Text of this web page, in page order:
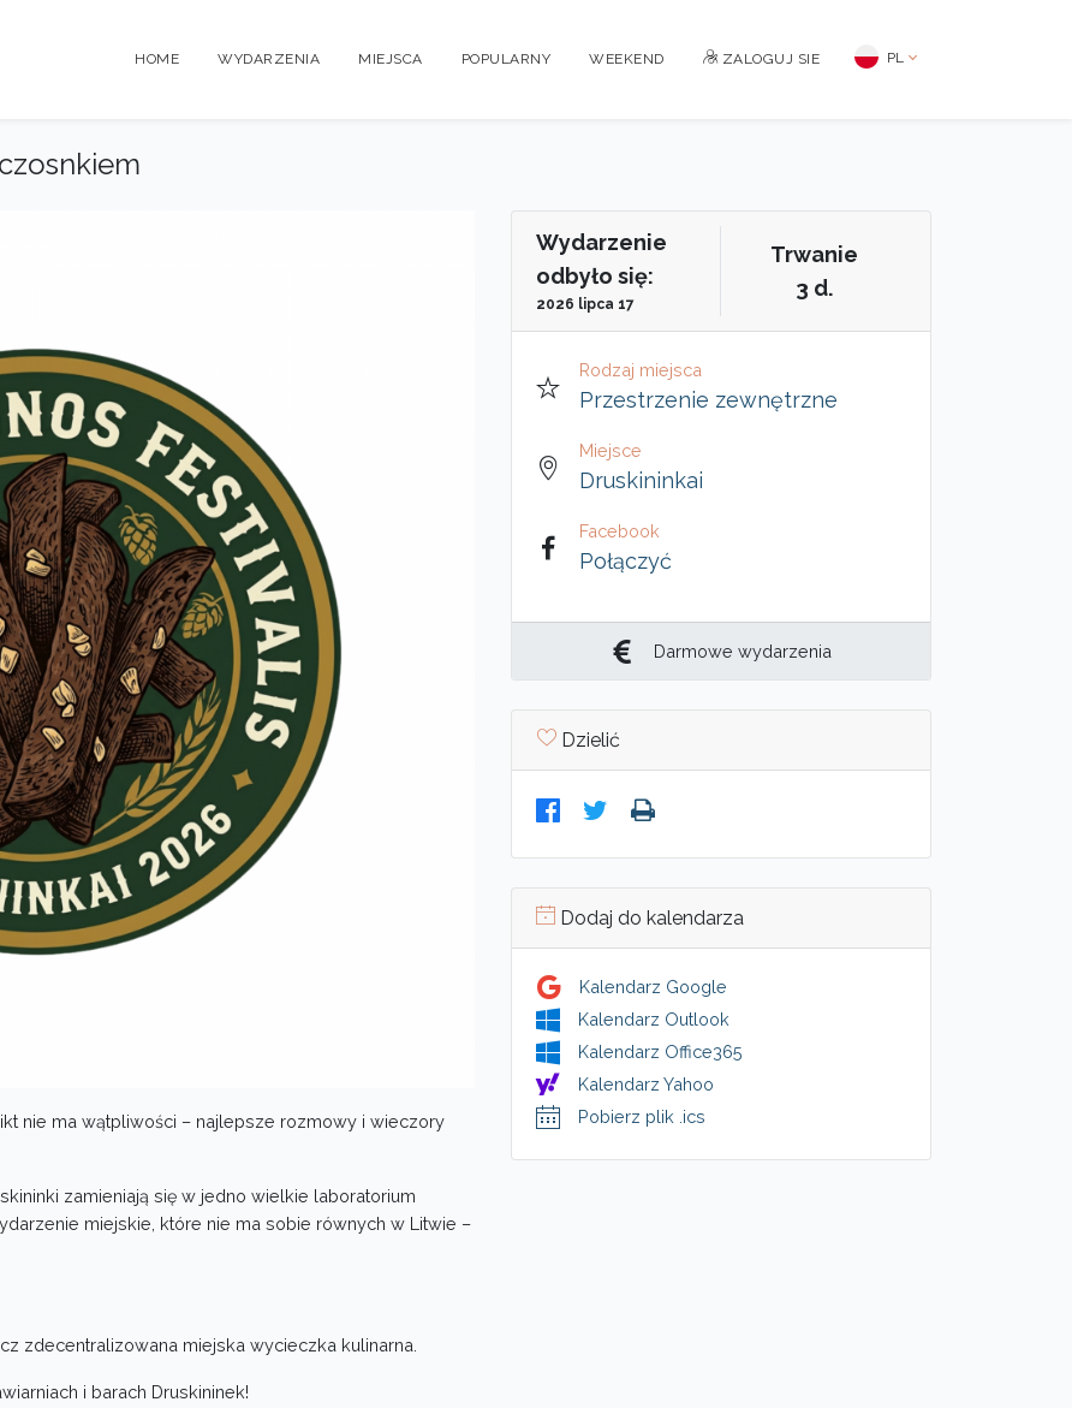
HOME WYDARZENIA MIEJSCA POPULARNY WEEKEND ZALOGUJ SIE PL
nie ma wątpliwości – najlepsze rozmowy i wieczory
zamieniają się w jedno wielkie laboratorium
miejskie, które nie ma sobie równych w Litwie –
zdecentralizowana miejska wycieczka kulinarna.
i barach Druskininek!
Wydarzenie
odbyło się:
2026 lipca 17
Trwanie
3 d.
Rodzaj miejsca
Przestrzenie zewnętrzne
Miejsce
Druskininkai
Facebook
Połączyć
Darmowe wydarzenia
Dzielić
Dodaj do kalendarza
Kalendarz Google
Kalendarz Outlook
Kalendarz Office365
Kalendarz Yahoo
Pobierz plik .ics